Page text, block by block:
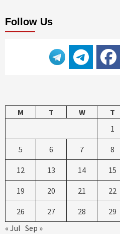
Follow Us
M
T W T
1
5 6 7 8
12 13 14 15
19 20 21 22
26 27 28 29
« Jul Sep »